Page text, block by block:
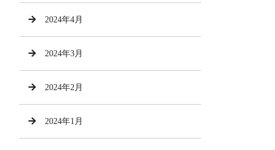
2024年4月
2024年3月
2024年2月
2024年1月